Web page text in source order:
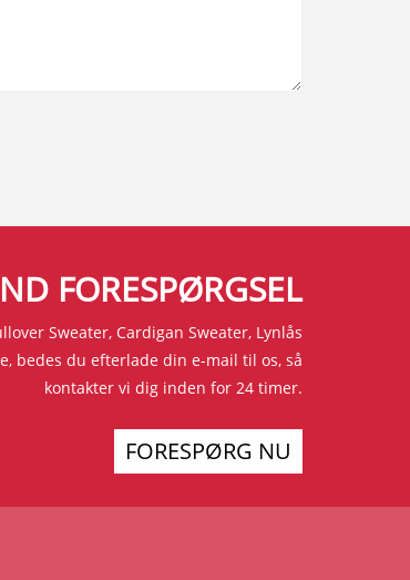
FORESPØRGSEL
Sweater, Cardigan Sweater, Lynlås
bedes du efterlade din e-mail til os, så
kontakter vi dig inden for 24 timer.
FORESPØRG NU